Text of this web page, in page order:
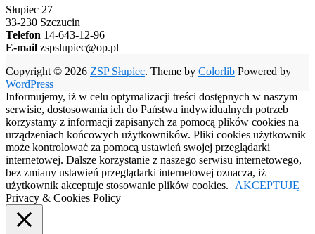
Słupiec 27
33-230 Szczucin
Telefon 14-643-12-96
E-mail zspslupiec@op.pl
Copyright © 2026 ZSP Słupiec. Theme by Colorlib Powered by
WordPress
Informujemy, iż w celu optymalizacji treści dostępnych w naszym
serwisie, dostosowania ich do Państwa indywidualnych potrzeb
korzystamy z informacji zapisanych za pomocą plików cookies na
urządzeniach końcowych użytkowników. Pliki cookies użytkownik
może kontrolować za pomocą ustawień swojej przeglądarki
internetowej. Dalsze korzystanie z naszego serwisu internetowego,
bez zmiany ustawień przeglądarki internetowej oznacza, iż
użytkownik akceptuje stosowanie plików cookies.
AKCEPTUJĘ
Privacy & Cookies Policy